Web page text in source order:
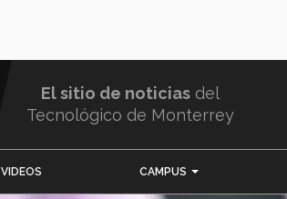
El sitio de noticias del
Tecnológico de Monterrey
VIDEOS CAMPUS